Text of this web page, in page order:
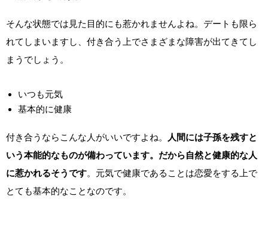
そんな状態では見た目的にも惹かれませんよね。デートも限ら
れてしまいますし、付き合う上でさまざまな障害が出てきてし
まうでしょう。
いつも元気
基本的に健康
付き合うならこんな人がいいですよね。
人間には子孫を残すと
いう本能的なものが備わっています。だから自然と健康的な人
に惹かれるそうです。元気で健康であることは恋愛をする上で
とても基本的なことなのです。